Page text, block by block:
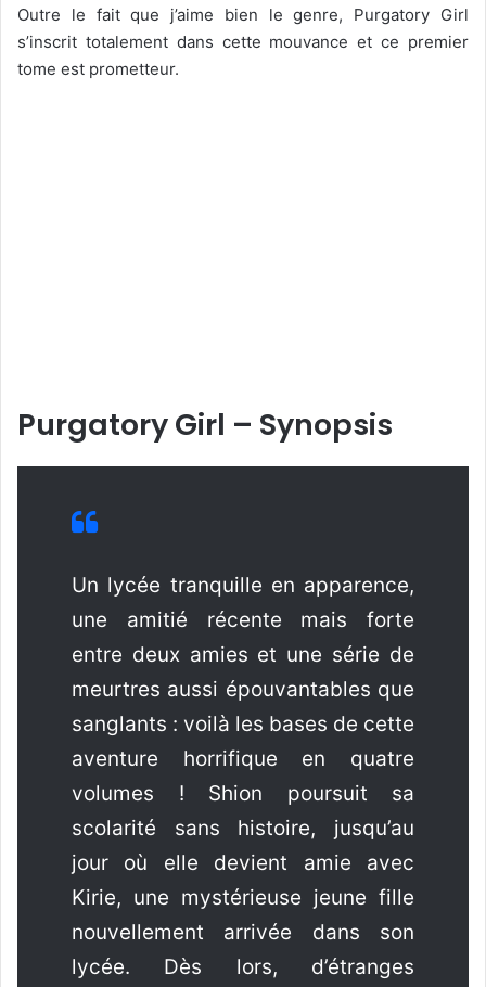
Outre le fait que j’aime bien le genre, Purgatory Girl
s’inscrit totalement dans cette mouvance et ce premier
tome est prometteur.
Purgatory Girl – Synopsis
Un lycée tranquille en apparence,
une amitié récente mais forte
entre deux amies et une série de
meurtres aussi épouvantables que
sanglants : voilà les bases de cette
aventure horrifique en quatre
volumes ! Shion poursuit sa
scolarité sans histoire, jusqu’au
jour où elle devient amie avec
Kirie, une mystérieuse jeune fille
nouvellement arrivée dans son
lycée. Dès lors, d’étranges